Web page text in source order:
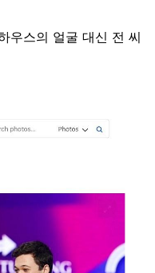
우스의 얼굴 대신 전 씨